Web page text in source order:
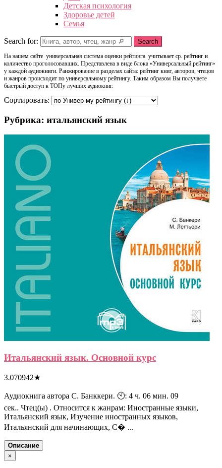
Детская психология
Здоровье детей
Семья
Search for: Search
На нашем сайте универсальная система оценки рейтинга учитывает ср. рейтинг и
количество проголосовавших. Представлена в виде блока «Универсальный рейтинг»
у каждой аудиокниги. Ранжирование в разделах сайта: рейтинг книг, авторов, чтецов
и жанров происходит по универсальному рейтингу. Таким образом Вы получаете
быстрый доступ к ТОПу лучших аудиокниг.
Сортировать:
Рубрика: итальянский язык
Итальянский язык. Основной курс
3.070942★
Аудиокнига автора С. Банккери. 🕙: 4 ч. 06 мин. 09
сек.. Чтец(ы) . Относится к жанрам: Иностранные языки,
Итальянский язык, Изучение иностранных языков,
Итальянский для начинающих, С� ...
Описание
×